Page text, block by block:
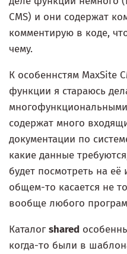
CMS) и они содержат
комментирую в коде,
чему.
К особеннстям MaxSite
функции я стараюсь
содержат много
документации по
какие данные
будет посмотреть на её
общем-то касается не
вообще любого
Каталогshared
когда-то были в